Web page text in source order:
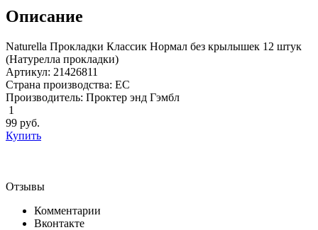
Описание
Naturella Прокладки Классик Нормал без крылышек 12 штук
(Натурелла прокладки)
Артикул: 21426811
Страна производства: ЕС
Производитель: Проктер энд Гэмбл
1
99 руб.
Купить
Отзывы
Комментарии
Вконтакте